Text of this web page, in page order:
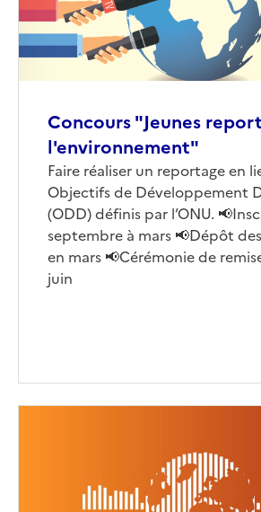
Concours "Jeunes
l'environnement"
Corps
Faire réaliser un reportage en
Objectifs de Développement
(ODD) définis par l’ONU.
septembre à mars 📢Dépôt
en mars 📢Cérémonie de
juin
(conseillée)